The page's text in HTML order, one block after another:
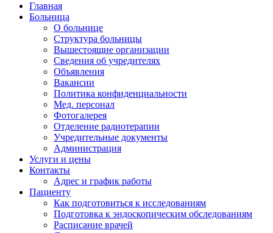
Главная
Больница
О больнице
Структура больницы
Вышестоящие организации
Сведения об учредителях
Объявления
Вакансии
Политика конфиденциальности
Мед. персонал
Фотогалерея
Отделение радиотерапии
Учредительные документы
Администрация
Услуги и цены
Контакты
Адрес и график работы
Пациенту
Как подготовиться к исследованиям
Подготовка к эндоскопическим обследованиям
Расписание врачей